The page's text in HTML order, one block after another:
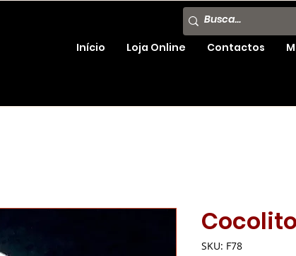
Início Loja Online Contactos
SKU: F78